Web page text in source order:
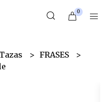
0
Tazas
FRASES